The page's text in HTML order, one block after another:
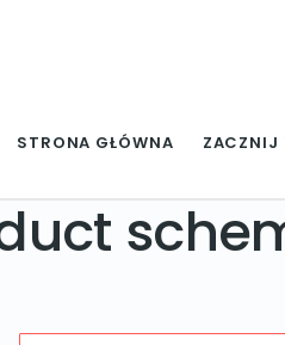
STRONA GŁÓWNA ZACZNIJ